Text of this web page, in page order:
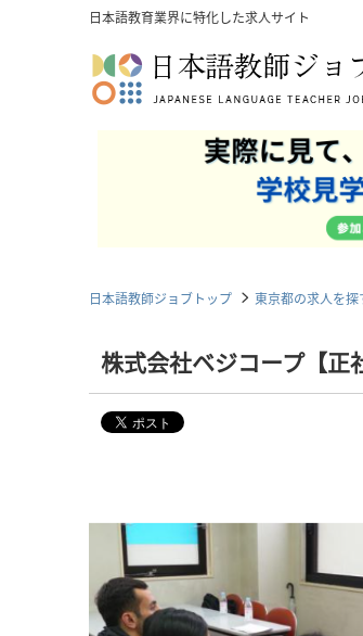
日本語教育業界に特化した求人サイト
日本語教師ジョブトップ 東京都の求人を探
株式会社ベジコープ【正